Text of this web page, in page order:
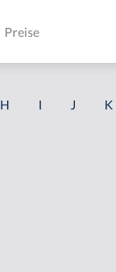
Preise
H I J K